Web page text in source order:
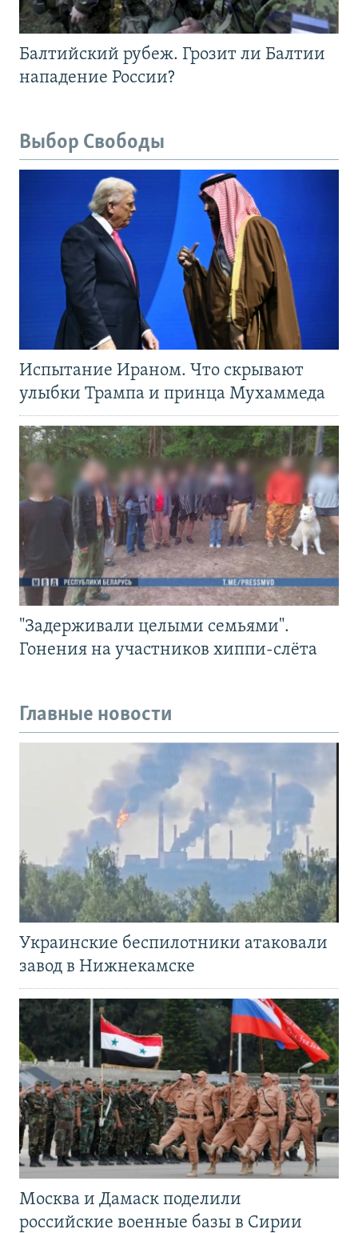
Балтийский рубеж. Грозит ли Балтии
нападение России?
Выбор Свободы
Испытание Ираном. Что скрывают
улыбки Трампа и принца Мухаммеда
"Задерживали целыми семьями".
Гонения на участников хиппи-слёта
Главные новости
Украинские беспилотники атаковали
завод в Нижнекамске
Москва и Дамаск поделили
российские военные базы в Сирии